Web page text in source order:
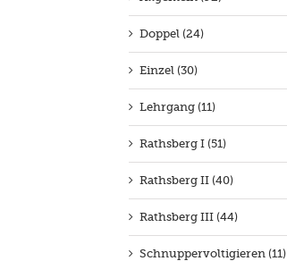
Doppel (24)
Einzel (30)
Lehrgang (11)
Rathsberg I (51)
Rathsberg II (40)
Rathsberg III (44)
Schnuppervoltigieren (11)